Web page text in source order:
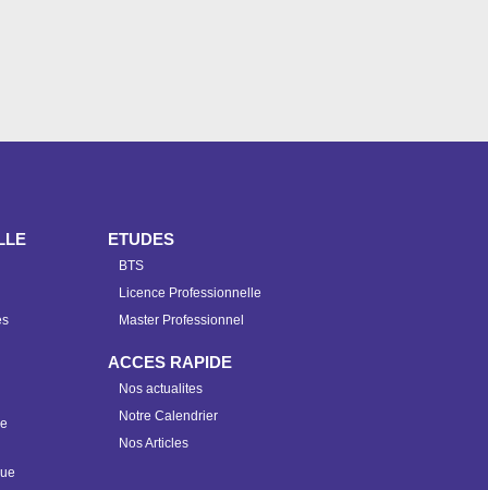
ETUDES
BTS
Licence Professionnelle
Master Professionnel
ACCES RAPIDE
Nos actualites
Notre Calendrier
Nos Articles